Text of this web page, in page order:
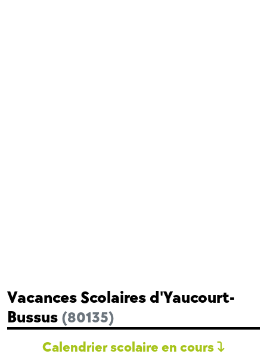
Vacances Scolaires d'Yaucourt-
Bussus (80135)
Calendrier scolaire en cours